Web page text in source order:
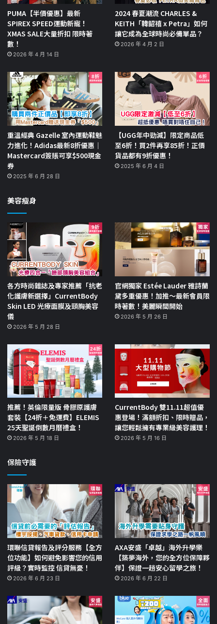
PUMA【半價優惠】最新
SPIREX SPEED運動新寵！
XMAS SALE大量折扣 限時著
數！
2026 年 4 月 14 日
2024 春夏潮流 CHARLES &
KEITH「韓韶禧 x Petra」如何
讓它成為全球時尚必備單品？
2026 年 4 月 2 日
重溫經典 Gazelle 室內運動鞋魅
力進化！Adidas最新8折優惠｜
Mastercard簽賬可享$500現金
券
2025 年 6 月 28 日
【UGG年中勁減】限定商品低
至6折！買2件再享85折！正價
貨品都有9折優惠！
2025 年 6 月 4 日
美容瘦身
各方時尚雜誌及專家推薦「抗老
化護膚新選擇」CurrentBody
Skin LED 光療面膜及頸胸美容
儀
2026 年 5 月 28 日
官網獨家 Estée Lauder 雅詩蘭
黛多重優惠！加推～最新會員限
時著數！美麗瞬間開始
2026 年 5 月 26 日
推薦！英倫限量版 骨膠原護膚
套裝【24折＋免運費】ELEMIS
25天聖誕倒數月曆禮盒！
2026 年 5 月 18 日
CurrentBody 雙11.11超值優
惠登場！滿額折扣、限時贈品，
讓您輕鬆擁有專業級美容護理！
2026 年 5 月 16 日
保險守護
環聯信貸報告及評分服務【全方
位功能】如何避免影響您的信用
評級？實時監控 信貸無憂！
2026 年 6 月 23 日
AXA安盛「卓越」海外升學樂
【築夢海外，您的全方位保障夥
伴】保證一趟安心留學之旅！
2026 年 6 月 22 日